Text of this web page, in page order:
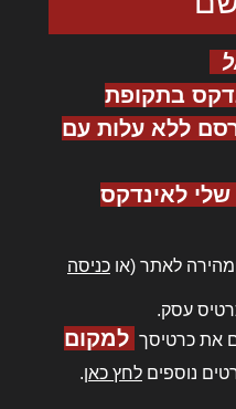
בתקופת
ללא עלות עם
לאינדקס
לאתר (או כניסה
עסק.
את כרטיסך למקום
נוספים לחץ כאן.